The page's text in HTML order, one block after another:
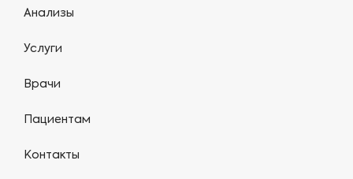
Анализы
Услуги
Врачи
Пациентам
Контакты